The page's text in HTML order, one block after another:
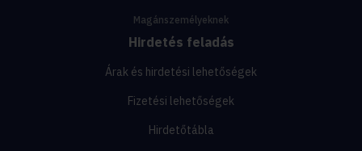
Magánszemélyeknek
Hirdetés feladás
Árak és hirdetési lehetőségek
Fizetési lehetőségek
Hirdetőtábla